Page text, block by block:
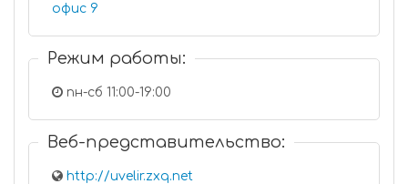
офис 9
Режим работы:
пн-сб 11:00-19:00
Веб-представительство:
http://uvelir.zxq.net